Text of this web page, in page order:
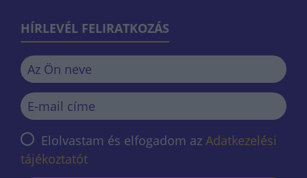
HÍRLEVÉL FELIRATKOZÁS
Elolvastam és elfogadom az Adatkezelési
tájékoztatót